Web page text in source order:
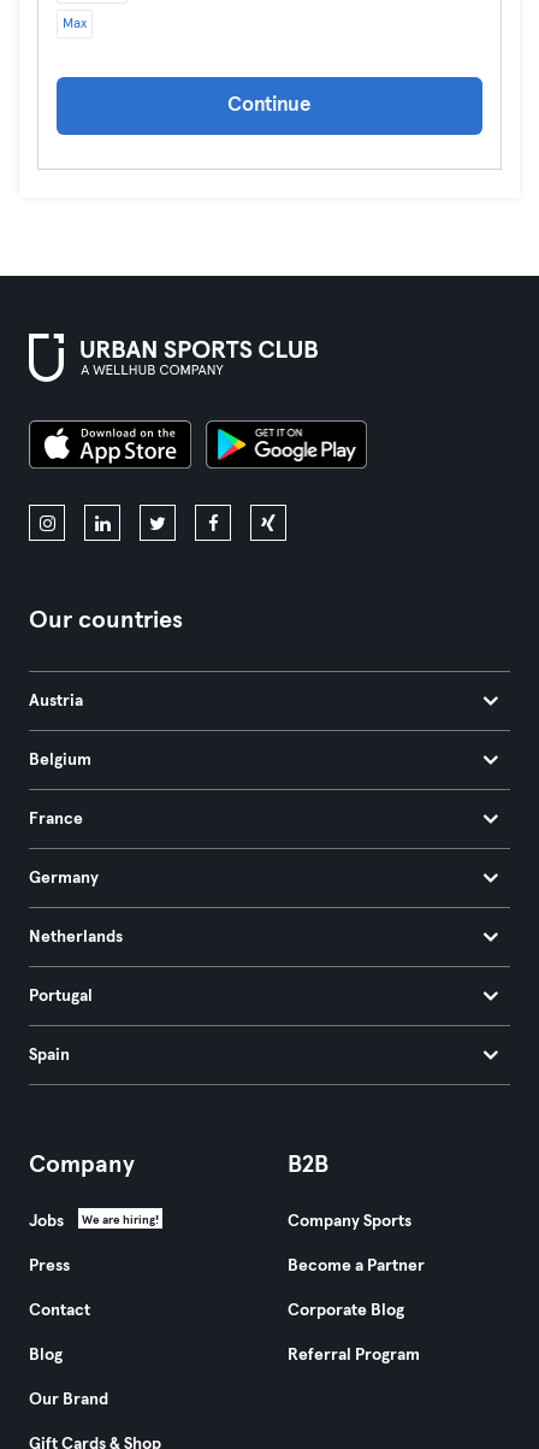
Max
Continue
Our countries
Austria
Belgium
France
Germany
Netherlands
Portugal
Spain
Company
Jobs We are hiring!
Press
Contact
Blog
Our Brand
Gift Cards & Shop
B2B
Company Sports
Become a Partner
Corporate Blog
Referral Program